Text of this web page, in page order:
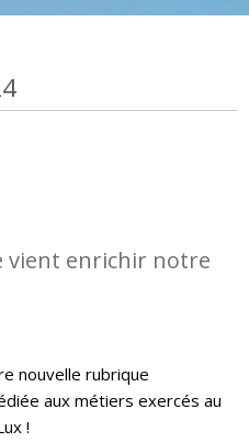
vient enrichir notre
nouvelle rubrique
aux métiers exercés au
!